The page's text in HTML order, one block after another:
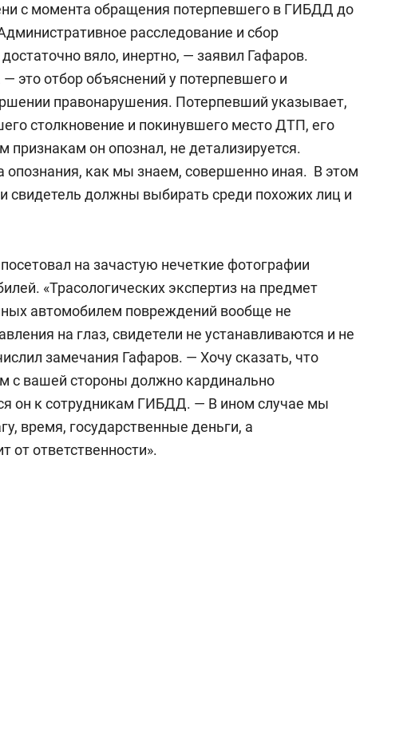
с момента обращения потерпевшего в ГИБДД до
расследование и сбор
вяло, инертно, — заявил Гафаров.
это отбор объяснений у потерпевшего и
правонарушения. Потерпевший указывает,
столкновение и покинувшего место ДТП, его
признакам он опознал, не детализируется.
опознания, как мы знаем, совершенно иная. В этом
свидетель должны выбирать среди похожих лиц и
на зачастую нечеткие фотографии
«Трасологических экспертиз на предмет
автомобилем повреждений вообще не
на глаз, свидетели не устанавливаются и не
замечания Гафаров. — Хочу сказать, что
с вашей стороны должно кардинально
он к сотрудникам ГИБДД. — В ином случае мы
время, государственные деньги, а
от ответственности».
когда человек не считает
свою сверхнагрузку
стрессом»
с мебелью за 2
для меня это